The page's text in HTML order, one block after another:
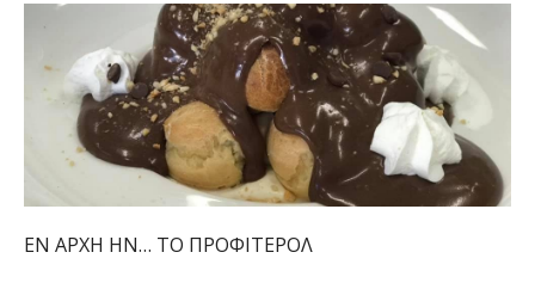
ΕΝ ΑΡΧΗ ΗΝ… ΤΟ ΠΡΟΦΙΤΕΡΟΛ